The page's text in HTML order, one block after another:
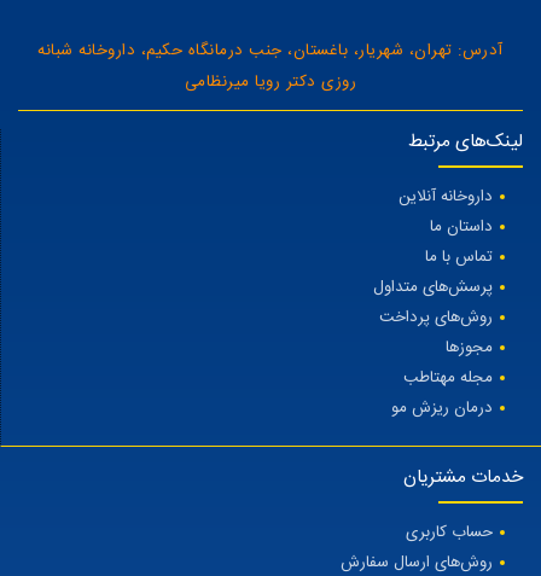
آدرس: تهران، شهریار، باغستان، جنب درمانگاه حکیم، داروخانه شبانه
روزی دکتر رویا میرنظامی
لینک‌های مرتبط
داروخانه آنلاین
داستان ما
تماس با ما
پرسش‌های متداول
روش‌های پرداخت
مجوزها
مجله مهتاطب
درمان ریزش مو
خدمات مشتریان
حساب کاربری
روش‌های ارسال سفارش